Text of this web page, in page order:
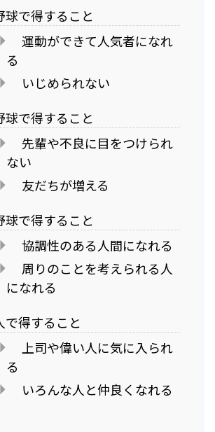
球で得すること
運動ができて人気者になれ
る
いじめられない
球で得すること
先輩や不良に目をつけられ
ない
友だちが増える
球で得すること
協調性のある人間になれる
周りのことを考えられる人
になれる
で得すること
上司や偉い人に気に入られ
る
いろんな人と仲良くなれる